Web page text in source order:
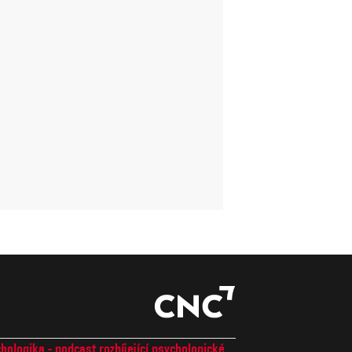
- podcast rozbíjející psychologické